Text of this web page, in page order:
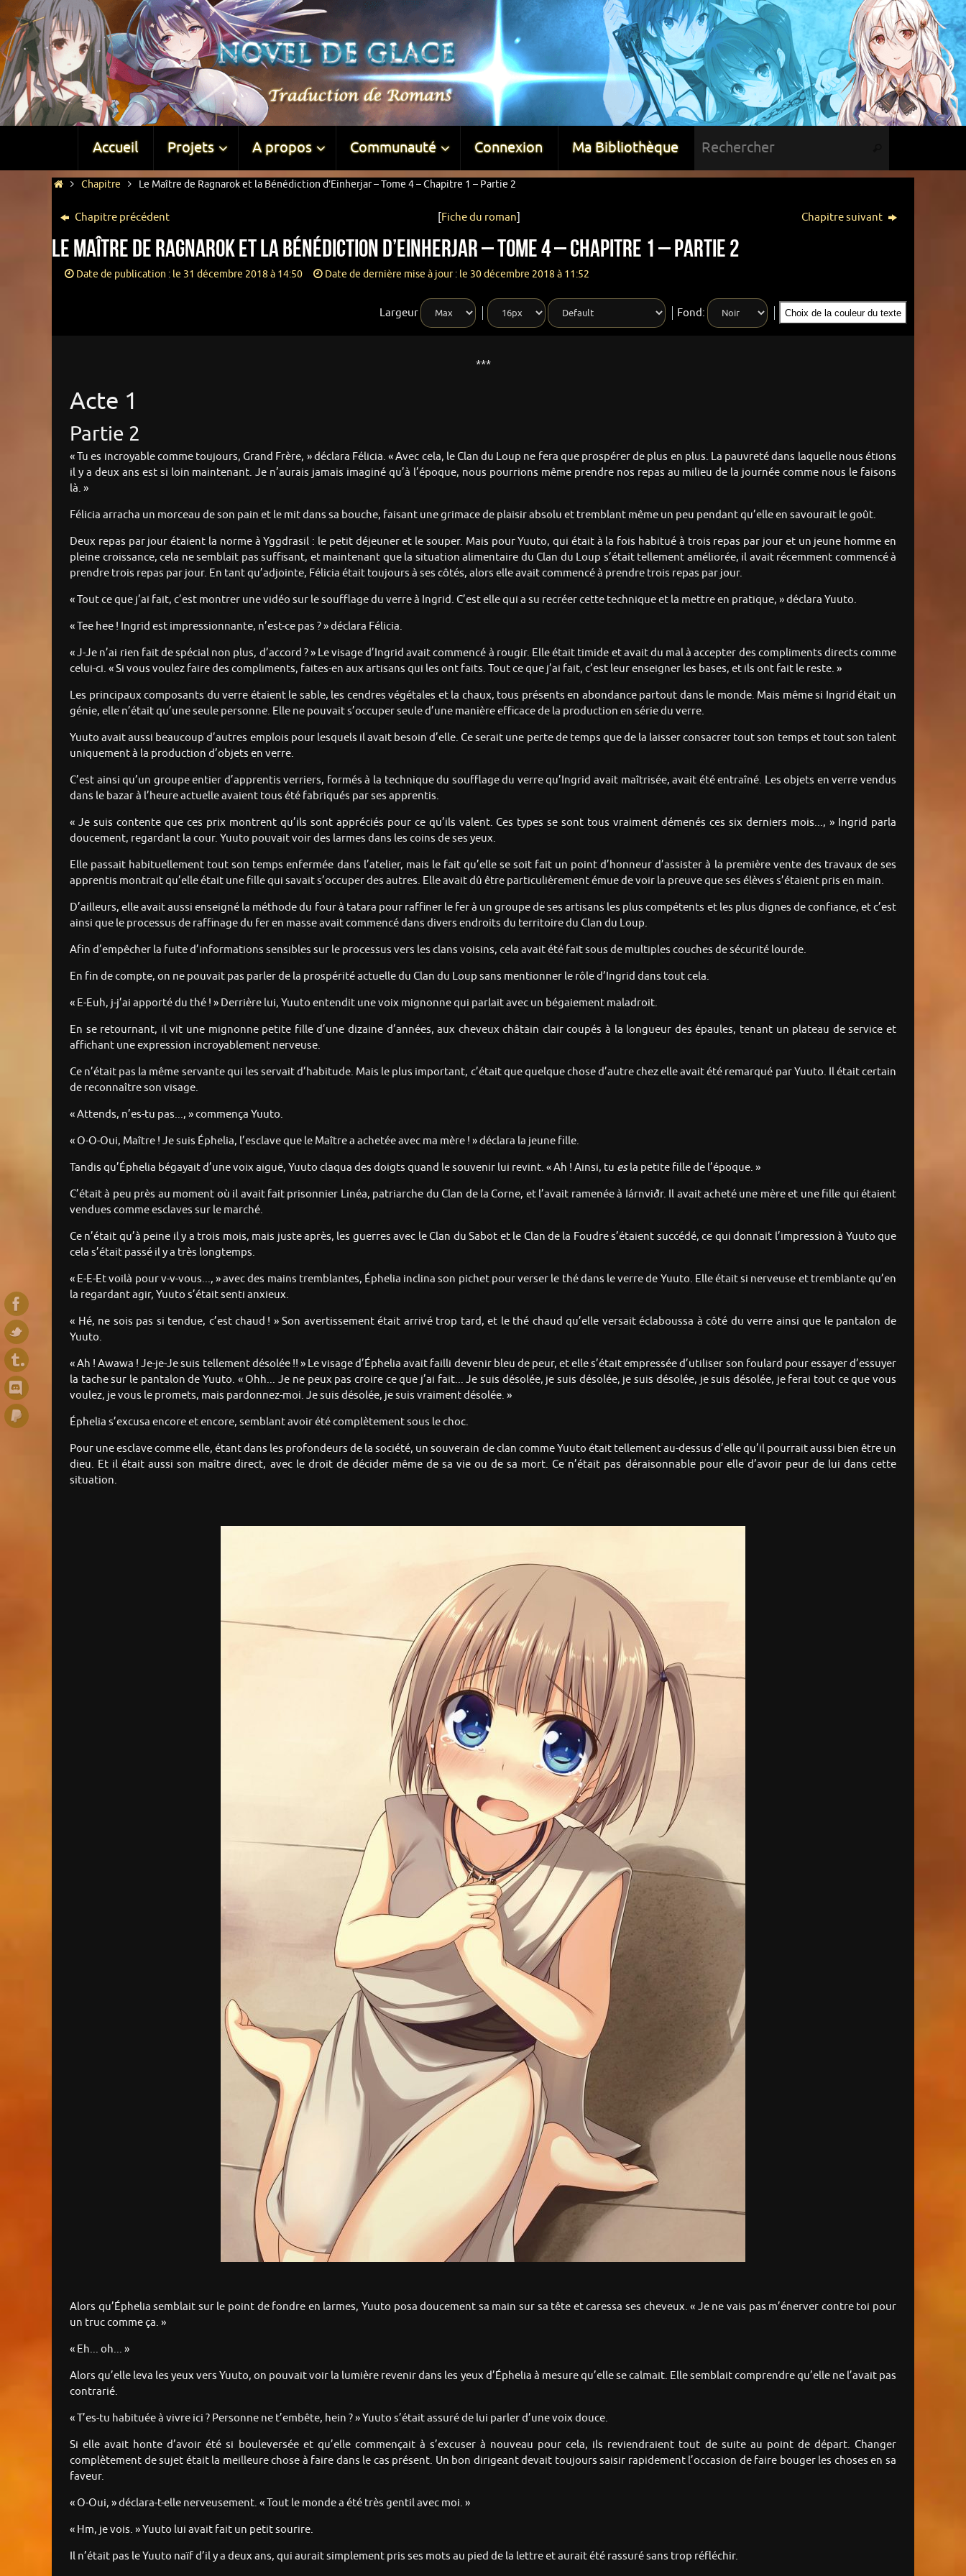
Accueil Projets A propos Communauté Connexion Ma Bibliothèque
Chapitre Le Maître de Ragnarok et la Bénédiction d’Einherjar – Tome 4 – Chapitre 1 – Partie 2
Chapitre précédent [Fiche du roman] Chapitre suivant
Le Maître de Ragnarok et la Bénédiction d’Einherjar – Tome 4 – Chapitre 1 – Partie 2
Date de publication : le 31 décembre 2018 à 14:50 Date de dernière mise à jour : le 30 décembre 2018 à 11:52
Largeur Fond: Choix de la couleur du texte
***
Acte 1
Partie 2
« Tu es incroyable comme toujours, Grand Frère, » déclara Félicia. « Avec cela, le Clan du Loup ne fera que prospérer de plus en plus. La pauvreté dans laquelle nous étions
il y a deux ans est si loin maintenant. Je n’aurais jamais imaginé qu’à l’époque, nous pourrions même prendre nos repas au milieu de la journée comme nous le faisons
là. »
Félicia arracha un morceau de son pain et le mit dans sa bouche, faisant une grimace de plaisir absolu et tremblant même un peu pendant qu’elle en savourait le goût.
Deux repas par jour étaient la norme à Yggdrasil : le petit déjeuner et le souper. Mais pour Yuuto, qui était à la fois habitué à trois repas par jour et un jeune homme en
pleine croissance, cela ne semblait pas suffisant, et maintenant que la situation alimentaire du Clan du Loup s’était tellement améliorée, il avait récemment commencé à
prendre trois repas par jour. En tant qu’adjointe, Félicia était toujours à ses côtés, alors elle avait commencé à prendre trois repas par jour.
« Tout ce que j’ai fait, c’est montrer une vidéo sur le soufflage du verre à Ingrid. C’est elle qui a su recréer cette technique et la mettre en pratique, » déclara Yuuto.
« Tee hee ! Ingrid est impressionnante, n’est-ce pas ? » déclara Félicia.
« J-Je n’ai rien fait de spécial non plus, d’accord ? » Le visage d’Ingrid avait commencé à rougir. Elle était timide et avait du mal à accepter des compliments directs comme
celui-ci. « Si vous voulez faire des compliments, faites-en aux artisans qui les ont faits. Tout ce que j’ai fait, c’est leur enseigner les bases, et ils ont fait le reste. »
Les principaux composants du verre étaient le sable, les cendres végétales et la chaux, tous présents en abondance partout dans le monde. Mais même si Ingrid était un
génie, elle n’était qu’une seule personne. Elle ne pouvait s’occuper seule d’une manière efficace de la production en série du verre.
Yuuto avait aussi beaucoup d’autres emplois pour lesquels il avait besoin d’elle. Ce serait une perte de temps que de la laisser consacrer tout son temps et tout son talent
uniquement à la production d’objets en verre.
C’est ainsi qu’un groupe entier d’apprentis verriers, formés à la technique du soufflage du verre qu’Ingrid avait maîtrisée, avait été entraîné. Les objets en verre vendus
dans le bazar à l’heure actuelle avaient tous été fabriqués par ses apprentis.
« Je suis contente que ces prix montrent qu’ils sont appréciés pour ce qu’ils valent. Ces types se sont tous vraiment démenés ces six derniers mois..., » Ingrid parla
doucement, regardant la cour. Yuuto pouvait voir des larmes dans les coins de ses yeux.
Elle passait habituellement tout son temps enfermée dans l’atelier, mais le fait qu’elle se soit fait un point d’honneur d’assister à la première vente des travaux de ses
apprentis montrait qu’elle était une fille qui savait s’occuper des autres. Elle avait dû être particulièrement émue de voir la preuve que ses élèves s’étaient pris en main.
D’ailleurs, elle avait aussi enseigné la méthode du four à tatara pour raffiner le fer à un groupe de ses artisans les plus compétents et les plus dignes de confiance, et c’est
ainsi que le processus de raffinage du fer en masse avait commencé dans divers endroits du territoire du Clan du Loup.
Afin d’empêcher la fuite d’informations sensibles sur le processus vers les clans voisins, cela avait été fait sous de multiples couches de sécurité lourde.
En fin de compte, on ne pouvait pas parler de la prospérité actuelle du Clan du Loup sans mentionner le rôle d’Ingrid dans tout cela.
« E-Euh, j-j’ai apporté du thé ! » Derrière lui, Yuuto entendit une voix mignonne qui parlait avec un bégaiement maladroit.
En se retournant, il vit une mignonne petite fille d’une dizaine d’années, aux cheveux châtain clair coupés à la longueur des épaules, tenant un plateau de service et
affichant une expression incroyablement nerveuse.
Ce n’était pas la même servante qui les servait d’habitude. Mais le plus important, c’était que quelque chose d’autre chez elle avait été remarqué par Yuuto. Il était certain
de reconnaître son visage.
« Attends, n’es-tu pas..., » commença Yuuto.
« O-O-Oui, Maître ! Je suis Éphelia, l’esclave que le Maître a achetée avec ma mère ! » déclara la jeune fille.
Tandis qu’Éphelia bégayait d’une voix aiguë, Yuuto claqua des doigts quand le souvenir lui revint. « Ah ! Ainsi, tu esla petite fille de l’époque. »
C’était à peu près au moment où il avait fait prisonnier Linéa, patriarche du Clan de la Corne, et l’avait ramenée à Iárnviðr. Il avait acheté une mère et une fille qui étaient
vendues comme esclaves sur le marché.
Ce n’était qu’à peine il y a trois mois, mais juste après, les guerres avec le Clan du Sabot et le Clan de la Foudre s’étaient succédé, ce qui donnait l’impression à Yuuto que
cela s’était passé il y a très longtemps.
« E-E-Et voilà pour v-v-vous..., » avec des mains tremblantes, Éphelia inclina son pichet pour verser le thé dans le verre de Yuuto. Elle était si nerveuse et tremblante qu’en
la regardant agir, Yuuto s’était senti anxieux.
« Hé, ne sois pas si tendue, c’est chaud ! » Son avertissement était arrivé trop tard, et le thé chaud qu’elle versait éclaboussa à côté du verre ainsi que le pantalon de
Yuuto.
« Ah ! Awawa ! Je-je-Je suis tellement désolée !! » Le visage d’Éphelia avait failli devenir bleu de peur, et elle s’était empressée d’utiliser son foulard pour essayer d’essuyer
la tache sur le pantalon de Yuuto. « Ohh... Je ne peux pas croire ce que j’ai fait... Je suis désolée, je suis désolée, je suis désolée, je suis désolée, je ferai tout ce que vous
voulez, je vous le promets, mais pardonnez-moi. Je suis désolée, je suis vraiment désolée. »
Éphelia s’excusa encore et encore, semblant avoir été complètement sous le choc.
Pour une esclave comme elle, étant dans les profondeurs de la société, un souverain de clan comme Yuuto était tellement au-dessus d’elle qu’il pourrait aussi bien être un
dieu. Et il était aussi son maître direct, avec le droit de décider même de sa vie ou de sa mort. Ce n’était pas déraisonnable pour elle d’avoir peur de lui dans cette
situation.
Alors qu’Éphelia semblait sur le point de fondre en larmes, Yuuto posa doucement sa main sur sa tête et caressa ses cheveux. « Je ne vais pas m’énerver contre toi pour
un truc comme ça. »
« Eh... oh... »
Alors qu’elle leva les yeux vers Yuuto, on pouvait voir la lumière revenir dans les yeux d’Éphelia à mesure qu’elle se calmait. Elle semblait comprendre qu’elle ne l’avait pas
contrarié.
« T’es-tu habituée à vivre ici ? Personne ne t’embête, hein ? » Yuuto s’était assuré de lui parler d’une voix douce.
Si elle avait honte d’avoir été si bouleversée et qu’elle commençait à s’excuser à nouveau pour cela, ils reviendraient tout de suite au point de départ. Changer
complètement de sujet était la meilleure chose à faire dans le cas présent. Un bon dirigeant devait toujours saisir rapidement l’occasion de faire bouger les choses en sa
faveur.
« O-Oui, » déclara-t-elle nerveusement. « Tout le monde a été très gentil avec moi. »
« Hm, je vois. » Yuuto lui avait fait un petit sourire.
Il n’était pas le Yuuto naïf d’il y a deux ans, qui aurait simplement pris ses mots au pied de la lettre et aurait été rassuré sans trop réfléchir.